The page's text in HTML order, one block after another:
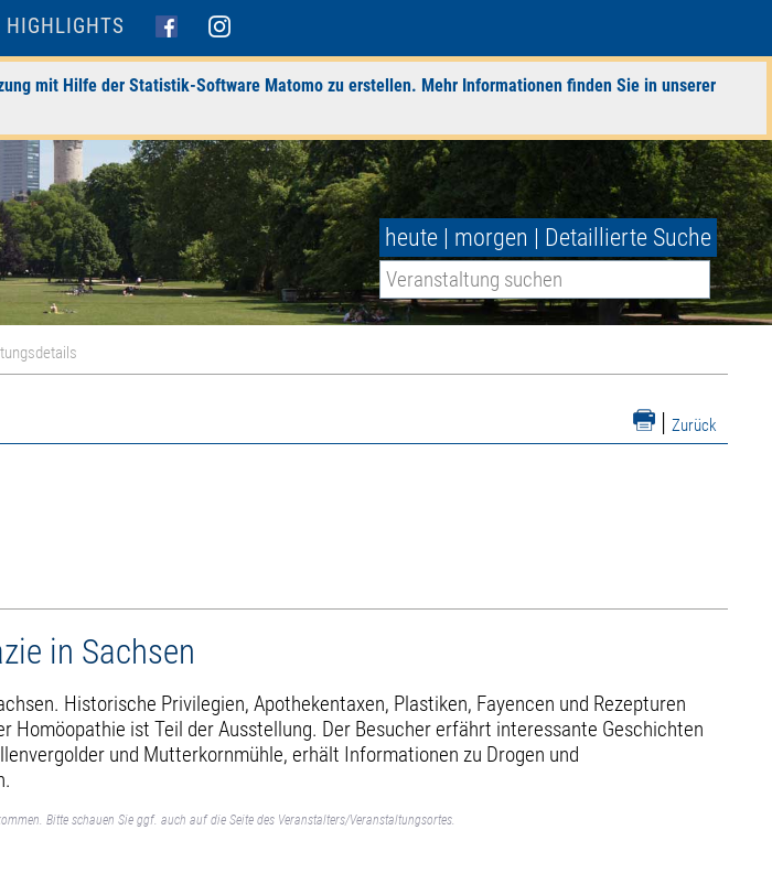
HIGHLIGHTS
mit Hilfe der Statistik-Software Matomo zu erstellen. Mehr Informationen finden Sie in unserer
heute | morgen | Detaillierte Suche
| Zurück
in Sachsen
Historische Privilegien, Apothekentaxen, Plastiken, Fayencen und Rezepturen
ist Teil der Ausstellung. Der Besucher erfährt interessante Geschichten
und Mutterkornmühle, erhält Informationen zu Drogen und
Bitte schauen Sie ggf. auch auf die Seite des Veranstalters/Veranstaltungsortes.